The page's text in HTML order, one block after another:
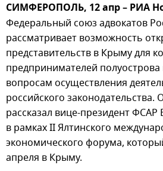
СИМФЕРОПОЛЬ, 12 апр – РИА
Федеральный союз адвокатов
рассматривает возможность
представительств в Крыму для
предпринимателей
вопросам осуществления
российского
рассказал вице-президент ФСАР
в рамках II Ялтинского
экономического форума,
апреля в Крыму.